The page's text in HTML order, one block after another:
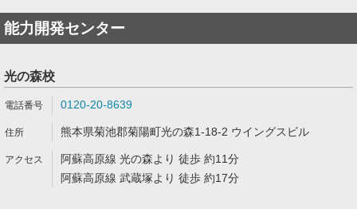
能力開発センター
光の森校
0120-20-8639
熊本県菊池郡菊陽町光の森1-18-2 ウイングスビル
阿蘇高原線 光の森より 徒歩 約11分
阿蘇高原線 武蔵塚より 徒歩 約17分